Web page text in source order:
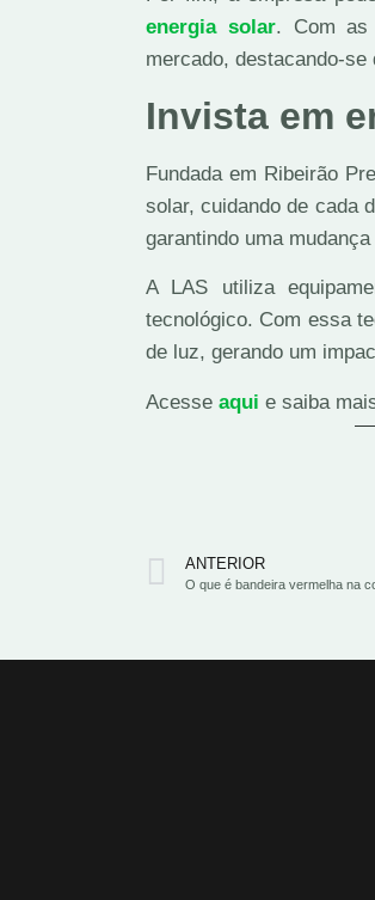
energia solar. Com as
mercado, destacando-
Invista em
Fundada em Ribeirão
solar, cuidando de cada
garantindo uma
A LAS utiliza
tecnológico. Com essa
de luz, gerando um
Acesse aqui e saiba
ANTERIOR
O que é bandeira vermelha na